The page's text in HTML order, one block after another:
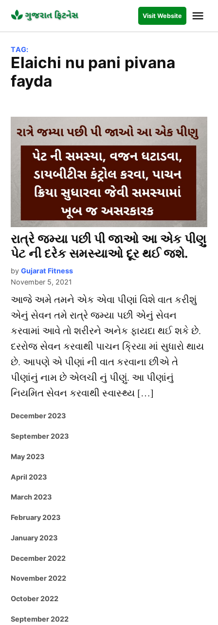
content
FITNESS
Visit Website
TAG:
elaichi nu pani pivana
fayda
રાત્રે જમ્યા પછી પી જાઓ આ એક પીણુ
પેટ ની દરેક સમસ્યાઓ દૂર થઈ જશે.
by Gujarat Fitness
November 5, 2021
આજે અમે તમને એક એવા પીણાં વિશે વાત કરીશું
એનું સેવન તમે રાત્રે જમ્યા પછી એનું સેવન
કરવામાં આવે તો શરીરને અનેક ફાયદા થઈ શકે છે.
દરરોજ સેવન કરવાથી પાચન ક્રિયા માં સુધારો થાય
છે. આપણે એ પીણાં ની વાત કરવાના છીએ તે
પીણાંનું નામ છે એલચી નું પીણું. આ પીણાંનું
નિયમિત સેવન કરવાથી સ્વાસ્થ્ય […]
December 2023
September 2023
May 2023
April 2023
March 2023
February 2023
January 2023
December 2022
November 2022
October 2022
September 2022